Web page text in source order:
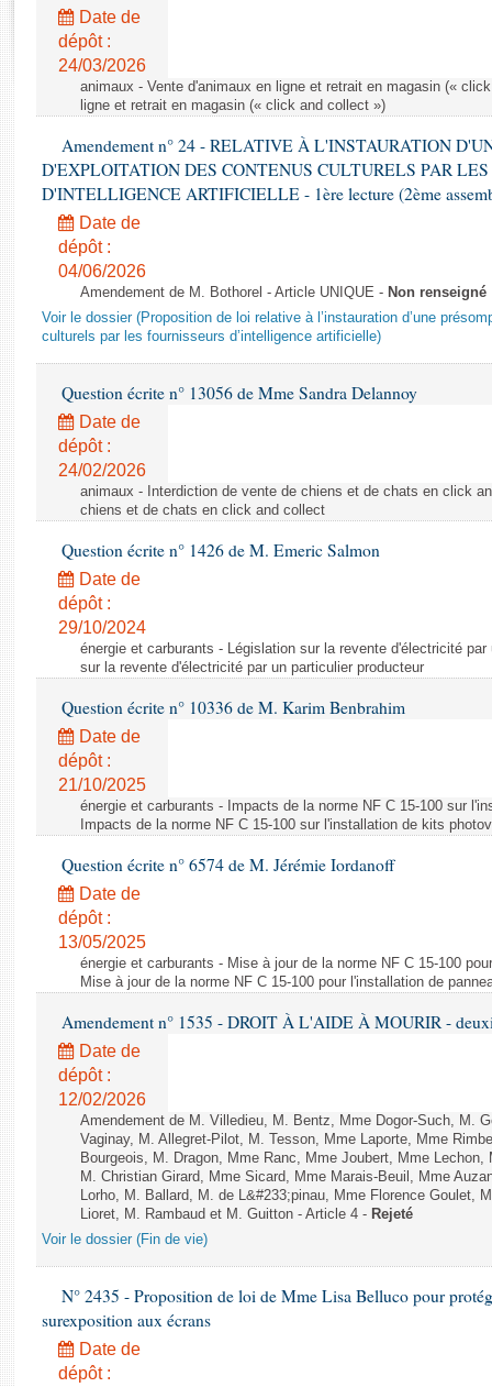
Rapports législatifs
Rapports sur l'application des lois
Baromètre de l’application des lois
Dossiers législatifs
Budget et sécurité sociale
Questions écrites et orales
Comptes rendus des débats
Date de
dépôt :
24/03/2026
animaux - Vente d'animaux en ligne et retrait en magasin («
ligne et retrait en magasin (« click and collect »)
Amendement n° 24 - RELATIVE À L'INSTAURATION
D'EXPLOITATION DES CONTENUS CULTURELS PAR LES
D'INTELLIGENCE ARTIFICIELLE - 1ère lecture (2ème
Date de
dépôt :
04/06/2026
Amendement de M. Bothorel - Article UNIQUE - Non renseigné
Voir le dossier (Proposition de loi relative à l’instauration d’une
culturels par les fournisseurs d’intelligence artificielle)
Question écrite n° 13056 de Mme Sandra Delannoy
Date de
dépôt :
24/02/2026
animaux - Interdiction de vente de chiens et de chats en click
chiens et de chats en click and collect
Question écrite n° 1426 de M. Emeric Salmon
Date de
dépôt :
29/10/2024
énergie et carburants - Législation sur la revente d'électricité
sur la revente d'électricité par un particulier producteur
Question écrite n° 10336 de M. Karim Benbrahim
Date de
dépôt :
21/10/2025
énergie et carburants - Impacts de la norme NF C 15-100 sur
Impacts de la norme NF C 15-100 sur l'installation de kits
Question écrite n° 6574 de M. Jérémie Iordanoff
Date de
dépôt :
13/05/2025
énergie et carburants - Mise à jour de la norme NF C 15-100
Mise à jour de la norme NF C 15-100 pour l'installation de
Amendement n° 1535 - DROIT À L'AIDE À MOURIR -
Date de
dépôt :
12/02/2026
Amendement de M. Villedieu, M. Bentz, Mme Dogor-Such, M.
Vaginay, M. Allegret-Pilot, M. Tesson, Mme Laporte, Mme
Bourgeois, M. Dragon, Mme Ranc, Mme Joubert, Mme
M. Christian Girard, Mme Sicard, Mme Marais-Beuil, Mme
Lorho, M. Ballard, M. de L&#233;pinau, Mme Florence Goulet,
Lioret, M. Rambaud et M. Guitton - Article 4 - Rejeté
Voir le dossier (Fin de vie)
N° 2435 - Proposition de loi de Mme Lisa Belluco pour
surexposition aux écrans
Date de
dépôt :